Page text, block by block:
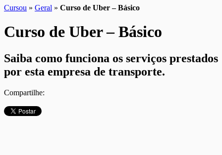
Cursou » Geral » Curso de Uber – Básico
Curso de Uber – Básico
Saiba como funciona os serviços prestados
por esta empresa de transporte.
Compartilhe: